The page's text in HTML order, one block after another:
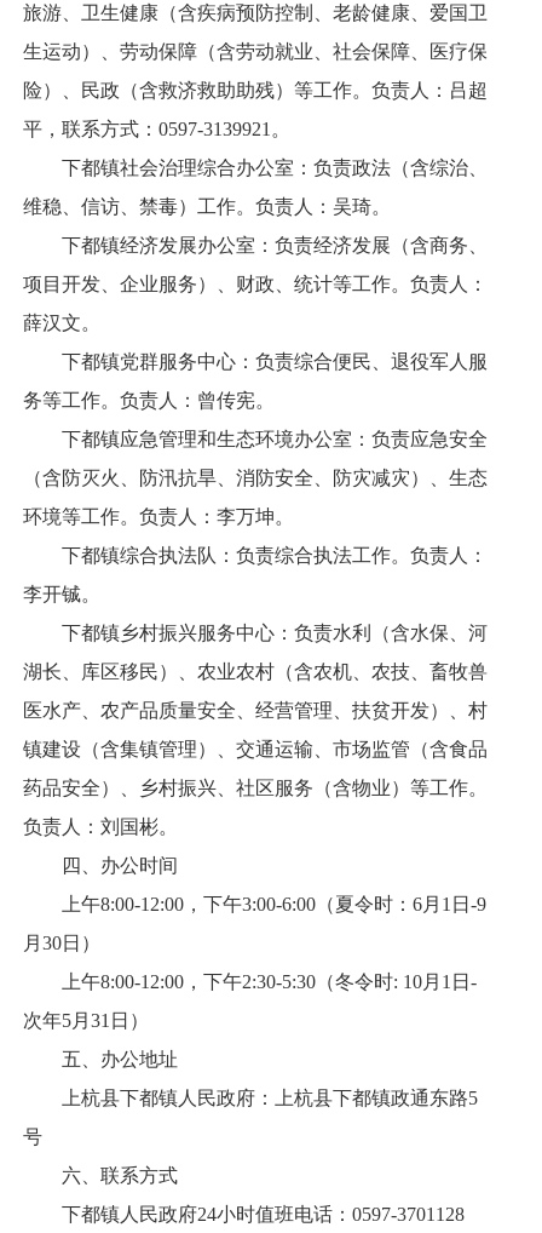
旅游、卫生健康（含疾病预防控制、老龄健康、爱国卫
生运动）、劳动保障（含劳动就业、社会保障、医疗保
险）、民政（含救济救助助残）等工作。负责人：吕超
平，联系方式：0597-3139921。
下都镇社会治理综合办公室：负责政法（含综治、
维稳、信访、禁毒）工作。负责人：吴琦。
下都镇经济发展办公室：负责经济发展（含商务、
项目开发、企业服务）、财政、统计等工作。负责人：
薛汉文。
下都镇党群服务中心：负责综合便民、退役军人服
务等工作。负责人：曾传宪。
下都镇应急管理和生态环境办公室：负责应急安全
（含防灭火、防汛抗旱、消防安全、防灾减灾）、生态
环境等工作。负责人：李万坤。
下都镇综合执法队：负责综合执法工作。负责人：
李开铖。
下都镇乡村振兴服务中心：负责水利（含水保、河
湖长、库区移民）、农业农村（含农机、农技、畜牧兽
医水产、农产品质量安全、经营管理、扶贫开发）、村
镇建设（含集镇管理）、交通运输、市场监管（含食品
药品安全）、乡村振兴、社区服务（含物业）等工作。
负责人：刘国彬。
四、办公时间
上午8:00-12:00，下午3:00-6:00（夏令时：6月1日-9
月30日）
上午8:00-12:00，下午2:30-5:30（冬令时: 10月1日-
次年5月31日）
五、办公地址
上杭县下都镇人民政府：上杭县下都镇政通东路5
号
六、联系方式
下都镇人民政府24小时值班电话：0597-3701128